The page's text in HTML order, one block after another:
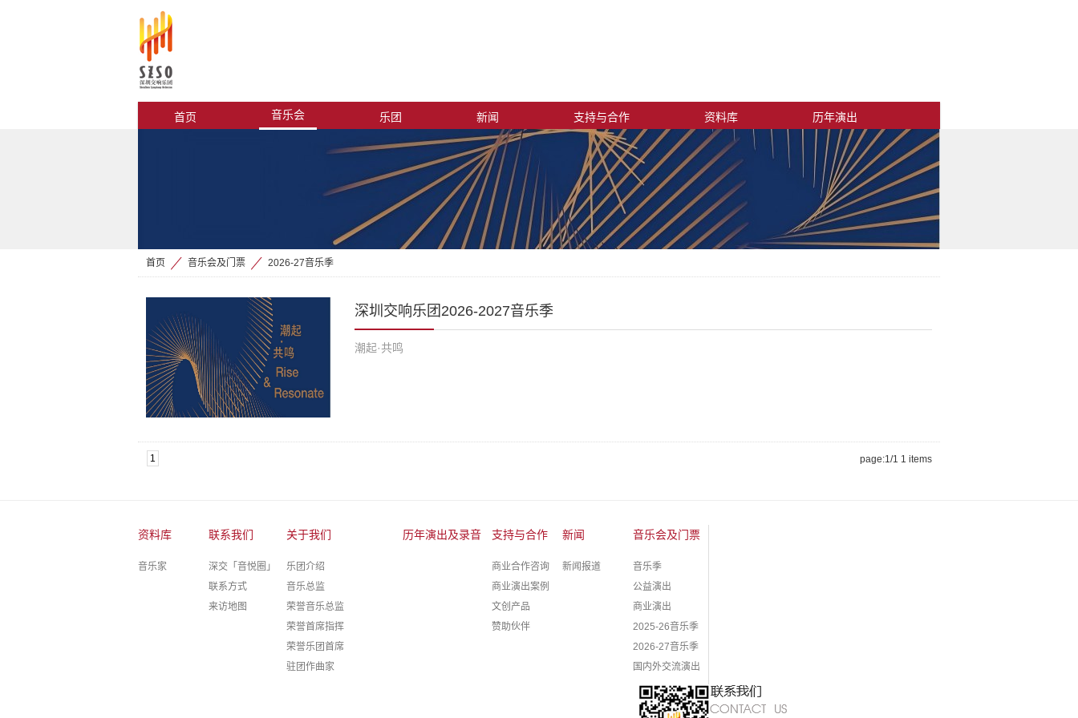
首页 音乐会 乐团 新闻 支持与合作 资料库 历年演出
首页 > 音乐会及门票 > 2026-27音乐季
深圳交响乐团2026-2027音乐季
潮起·共鸣
1 page:1/1 1 items
资料库
音乐家
联系我们
深交「音悦圈」
联系方式
来访地图
关于我们
乐团介绍
音乐总监
荣誉音乐总监
荣誉首席指挥
荣誉乐团首席
驻团作曲家
历年演出及录音 支持与合作
商业合作咨询
商业演出案例
文创产品
赞助伙伴
新闻
新闻报道
音乐会及门票
音乐季
公益演出
商业演出
2025-26音乐季
2026-27音乐季
国内外交流演出
购票指南